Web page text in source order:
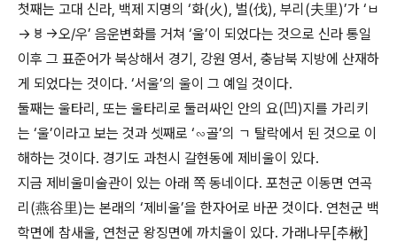
첫째는 고대 신라, 백제 지명의 ‘화(火), 벌(伐), 부리(夫里)’가 ‘ㅂ
→ㅸ→오/우’ 음운변화를 거쳐 ‘울’이 되었다는 것으로 신라 통일
이후 그 표준어가 북상해서 경기, 강원 영서, 충남북 지방에 산재하
게 되었다는 것이다. ‘서울’의 울이 그 예일 것이다.
둘째는 울타리, 또는 울타리로 둘러싸인 안의 요(凹)지를 가리키
는 ‘울’이라고 보는 것과 셋째로 ‘∽골’의 ㄱ 탈락에서 된 것으로 이
해하는 것이다. 경기도 과천시 갈현동에 제비울이 있다.
지금 제비울미술관이 있는 아래 쪽 동네이다. 포천군 이동면 연곡
리(燕谷里)는 본래의 ‘제비울’을 한자어로 바꾼 것이다. 연천군 백
학면에 참새울, 연천군 왕징면에 까치울이 있다. 가래나무[추楸]